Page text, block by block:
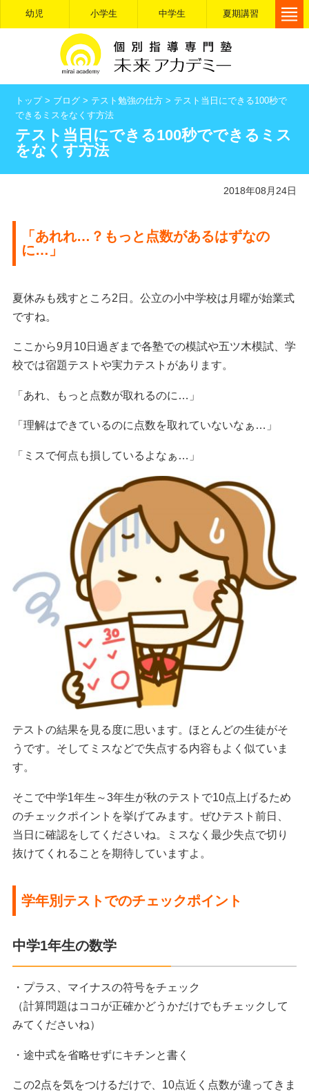
幼児 小学生 中学生 夏期講習
トップ> ブログ > テスト勉強の仕方 > テスト当日にできる100秒で
できるミスをなくす方法
テスト当日にできる100秒でできるミス
をなくす方法
2018年08月24日
「あれれ…？もっと点数があるはずなの
に…」
夏休みも残すところ2日。公立の小中学校は月曜が始業式
ですね。
ここから9月10日過ぎまで各塾での模試や五ツ木模試、学
校では宿題テストや実力テストがあります。
「あれ、もっと点数が取れるのに…」
「理解はできているのに点数を取れていないなぁ…」
「ミスで何点も損しているよなぁ…」
テストの結果を見る度に思います。ほとんどの生徒がそ
うです。そしてミスなどで失点する内容もよく似ていま
す。
そこで中学1年生～3年生が秋のテストで10点上げるため
のチェックポイントを挙げてみます。ぜひテスト前日、
当日に確認をしてくださいね。ミスなく最少失点で切り
抜けてくれることを期待していますよ。
学年別テストでのチェックポイント
中学1年生の数学
・プラス、マイナスの符号をチェック
（計算問題はココが正確かどうかだけでもチェックして
みてくださいね）
・途中式を省略せずにキチンと書く
この2点を気をつけるだけで、10点近く点数が違ってきま